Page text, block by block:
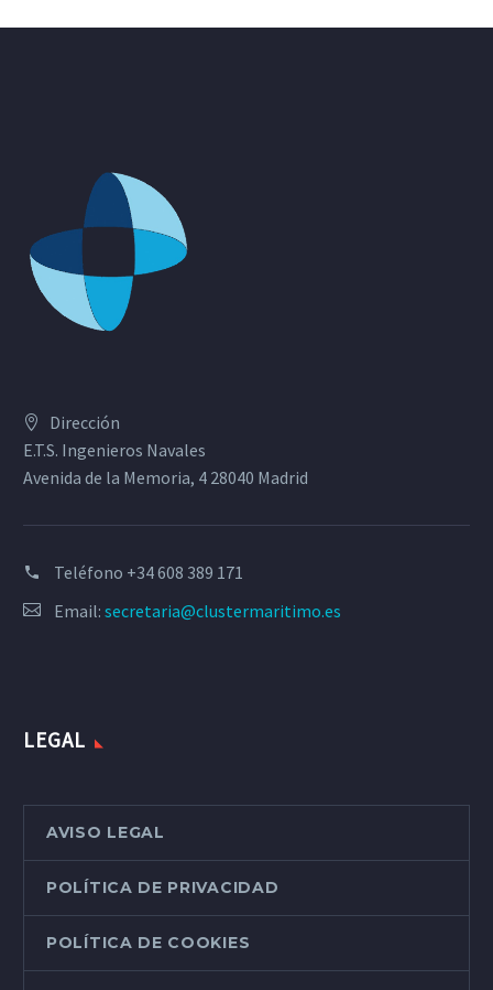
Dirección
E.T.S. Ingenieros Navales
Avenida de la Memoria, 4 28040 Madrid
Teléfono +34 608 389 171
Email: secretaria@clustermaritimo.es
LEGAL
AVISO LEGAL
POLÍTICA DE PRIVACIDAD
POLÍTICA DE COOKIES